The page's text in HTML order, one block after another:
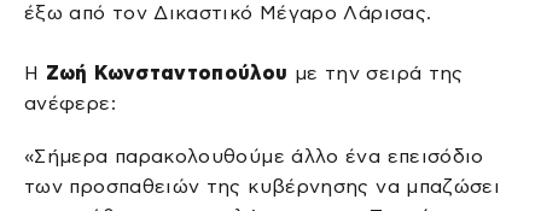
έξω από τον Δικαστικό Μέγαρο Λάρισας.
Η Ζωή Κωνσταντοπούλου με την σειρά της
ανέφερε:
«Σήμερα παρακολουθούμε άλλο ένα επεισόδιο
των προσπαθειών της κυβέρνησης να μπαζώσει